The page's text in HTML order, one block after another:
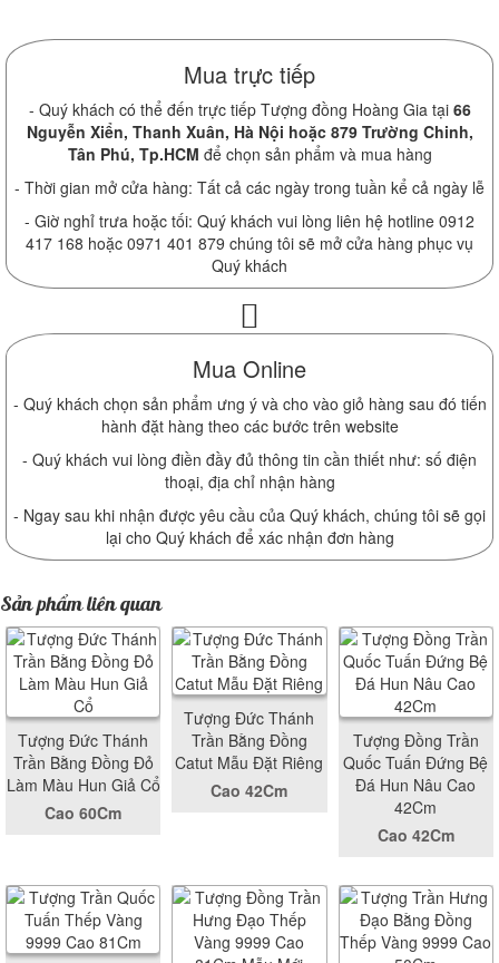
Mua trực tiếp
- Quý khách có thể đến trực tiếp Tượng đồng Hoàng Gia tại 66
Nguyễn Xiển, Thanh Xuân, Hà Nội hoặc 879 Trường Chinh,
Tân Phú, Tp.HCM để chọn sản phẩm và mua hàng
- Thời gian mở cửa hàng: Tất cả các ngày trong tuần kể cả ngày lễ
- Giờ nghỉ trưa hoặc tối: Quý khách vui lòng liên hệ hotline 0912
417 168 hoặc 0971 401 879 chúng tôi sẽ mở cửa hàng phục vụ
Quý khách
Mua Online
- Quý khách chọn sản phẩm ưng ý và cho vào giỏ hàng sau đó tiến
hành đặt hàng theo các bước trên website
- Quý khách vui lòng điền đầy đủ thông tin cần thiết như: số điện
thoại, địa chỉ nhận hàng
- Ngay sau khi nhận được yêu cầu của Quý khách, chúng tôi sẽ gọi
lại cho Quý khách để xác nhận đơn hàng
Sản phẩm liên quan
Tượng Đức Thánh
Trần Bằng Đồng Đỏ
Làm Màu Hun Giả Cổ
Cao 60Cm
Tượng Đức Thánh
Trần Bằng Đồng
Catut Mẫu Đặt Riêng
Cao 42Cm
Tượng Đồng Trần
Quốc Tuấn Đứng Bệ
Đá Hun Nâu Cao
42Cm
Cao 42Cm